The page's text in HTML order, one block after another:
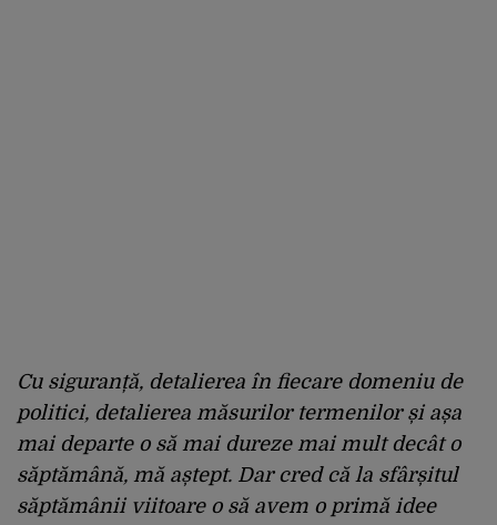
Cu siguranță, detalierea în fiecare domeniu de
politici, detalierea măsurilor termenilor și așa
mai departe o să mai dureze mai mult decât o
săptămână, mă aștept. Dar cred că la sfârșitul
săptămânii viitoare o să avem o primă idee